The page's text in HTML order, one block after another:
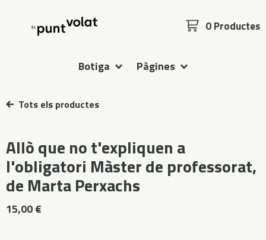
0 Productes
Botiga Pàgines
Tots els productes
Allò que no t'expliquen a
l'obligatori Màster de professorat,
de Marta Perxachs
15,00€